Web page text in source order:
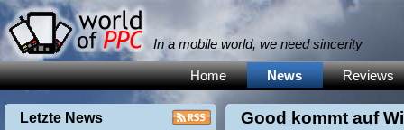
In a mobile world, we need sincerity
Home News Reviews
Good kommt auf
Letzte News